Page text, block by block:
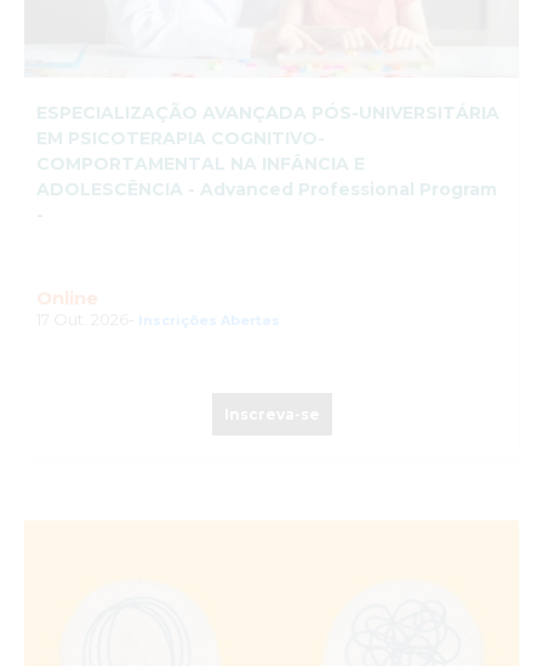
ESPECIALIZAÇÃO AVANÇADA PÓS-UNIVERSITÁRIA
EM PSICOTERAPIA COGNITIVO-
COMPORTAMENTAL NA INFÂNCIA E
ADOLESCÊNCIA - Advanced Professional Program
-
Online
Inscrições Abertas